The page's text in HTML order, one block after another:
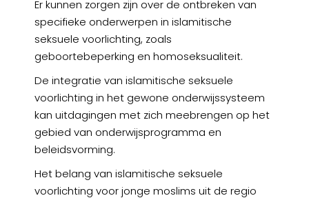
Er kunnen zorgen zijn over de ontbreken van
specifieke onderwerpen in islamitische
seksuele voorlichting, zoals
geboortebeperking en homoseksualiteit.
De integratie van islamitische seksuele
voorlichting in het gewone onderwijssysteem
kan uitdagingen met zich meebrengen op het
gebied van onderwijsprogramma en
beleidsvorming.
Het belang van islamitische seksuele
voorlichting voor jonge moslims uit de regio